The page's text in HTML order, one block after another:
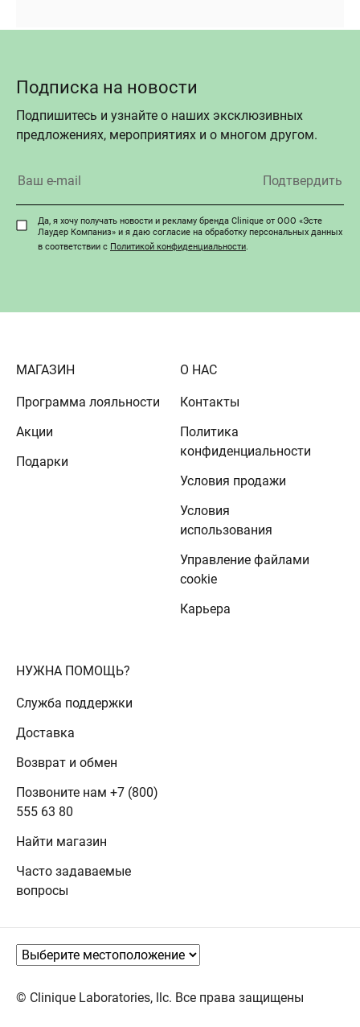
Подписка на новости
Подпишитесь и узнайте о наших эксклюзивных
предложениях, мероприятиях и о многом другом.
Да, я хочу получать новости и рекламу бренда Clinique от ООО «Эсте
Лаудер Компаниз» и я даю согласие на обработку персональных данных
в соответствии с Политикой конфиденциальности
МАГАЗИН
Программа лояльности
Акции
Подарки
О НАС
Контакты
Политика
конфиденциальности
Условия продажи
Условия
использования
Управление файлами
cookie
Карьера
НУЖНА ПОМОЩЬ?
Служба поддержки
Доставка
Возврат и обмен
Позвоните нам +7 (800)
555 63 80
Найти магазин
Часто задаваемые
вопросы
© Clinique Laboratories, llc. Все права защищены